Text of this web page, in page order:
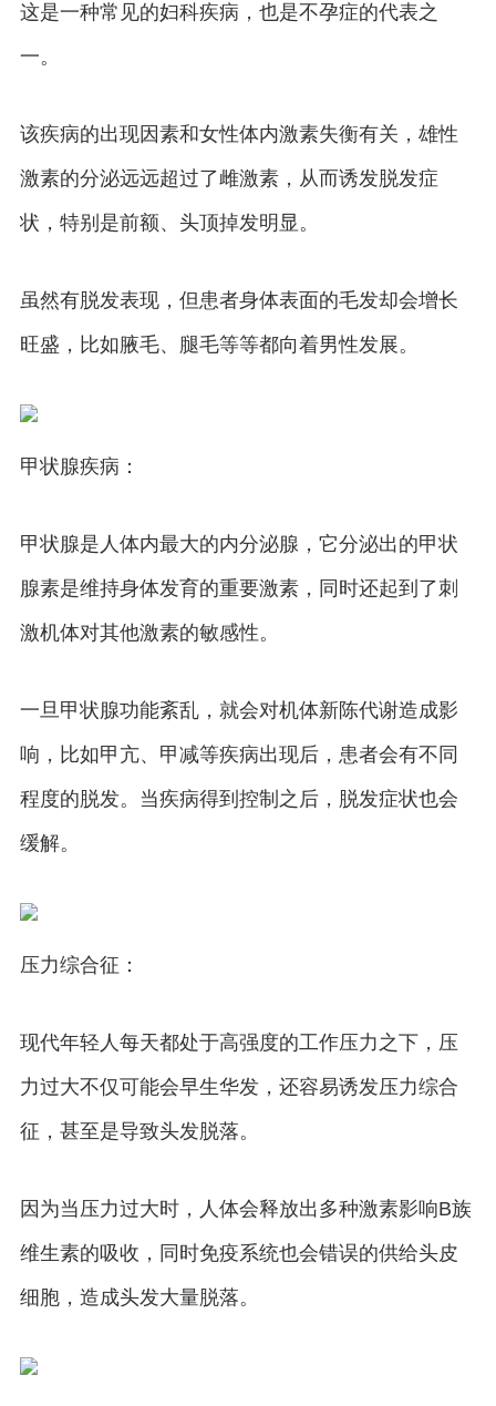
这是一种常见的妇科疾病，也是不孕症的代表之
一。
该疾病的出现因素和女性体内激素失衡有关，雄性
激素的分泌远远超过了雌激素，从而诱发脱发症
状，特别是前额、头顶掉发明显。
虽然有脱发表现，但患者身体表面的毛发却会增长
旺盛，比如腋毛、腿毛等等都向着男性发展。
甲状腺疾病：
甲状腺是人体内最大的内分泌腺，它分泌出的甲状
腺素是维持身体发育的重要激素，同时还起到了刺
激机体对其他激素的敏感性。
一旦甲状腺功能紊乱，就会对机体新陈代谢造成影
响，比如甲亢、甲减等疾病出现后，患者会有不同
程度的脱发。当疾病得到控制之后，脱发症状也会
缓解。
压力综合征：
现代年轻人每天都处于高强度的工作压力之下，压
力过大不仅可能会早生华发，还容易诱发压力综合
征，甚至是导致头发脱落。
因为当压力过大时，人体会释放出多种激素影响B族
维生素的吸收，同时免疫系统也会错误的供给头皮
细胞，造成头发大量脱落。